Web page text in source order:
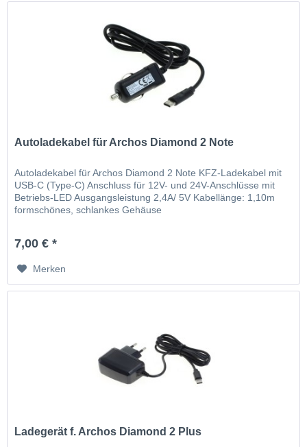
Autoladekabel für Archos Diamond 2 Note
Autoladekabel für Archos Diamond 2 Note KFZ-Ladekabel mit
USB-C (Type-C) Anschluss für 12V- und 24V-Anschlüsse mit
Betriebs-LED Ausgangsleistung 2,4A/ 5V Kabellänge: 1,10m
formschönes, schlankes Gehäuse
7,00 € *
Merken
Ladegerät f. Archos Diamond 2 Plus